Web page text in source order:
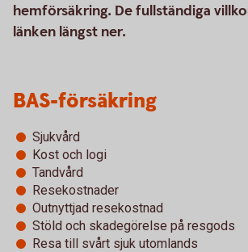
hemförsäkring. De fullständiga
länken längst ner.
BAS-försäkring
Sjukvård
Kost och logi
Tandvård
Resekostnader
Outnyttjad resekostnad
Stöld och skadegörelse på resgods
Resa till svårt sjuk utomlands